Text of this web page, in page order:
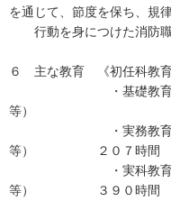
を通じて、節度を保ち、規
行動を身につけた消防職
６ 主な教育 《初任科教育
・基礎教育（倫
等） ８８
・実務教育（予防
等） ２０７時間
・実科教育（訓練
等） ３９０時間